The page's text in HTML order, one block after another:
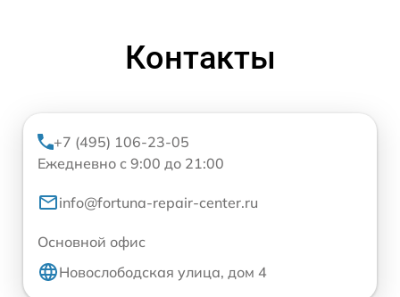
Контакты
+7 (495) 106-23-05
Ежедневно с 9:00 до 21:00
info@fortuna-repair-center.ru
Основной офис
Новослободская улица, дом 4